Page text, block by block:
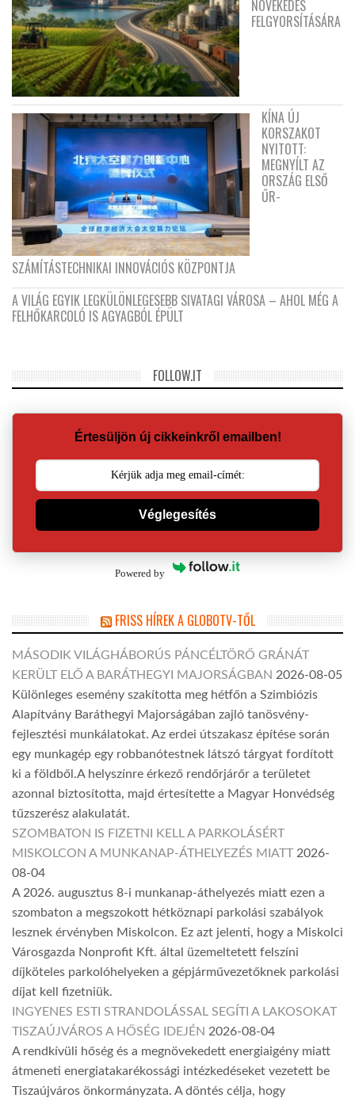
NÖVEKEDÉS
FELGYORSÍTÁSÁRA
KÍNA ÚJ
KORSZAKOT
NYITOTT:
MEGNYÍLT AZ
ORSZÁG ELSŐ
ŰR-
SZÁMÍTÁSTECHNIKAI INNOVÁCIÓS KÖZPONTJA
A VILÁG EGYIK LEGKÜLÖNLEGESEBB SIVATAGI VÁROSA – AHOL MÉG A
FELHŐKARCOLÓ IS AGYAGBÓL ÉPÜLT
FOLLOW.IT
Értesüljön új cikkeinkről emailben!
Véglegesítés
Powered by
FRISS HÍREK A GLOBOTV-TŐL
MÁSODIK VILÁGHÁBORÚS PÁNCÉLTÖRŐ GRÁNÁT
KERÜLT ELŐ A BARÁTHEGYI MAJORSÁGBAN 2026-08-05
Különleges esemény szakította meg hétfőn a Szimbiózis
Alapítvány Baráthegyi Majorságában zajló tanösvény-
fejlesztési munkálatokat. Az erdei útszakasz építése során
egy munkagép egy robbanótestnek látszó tárgyat fordított
ki a földből.A helyszínre érkező rendőrjárőr a területet
azonnal biztosította, majd értesítette a Magyar Honvédség
tűzszerész alakulatát.
SZOMBATON IS FIZETNI KELL A PARKOLÁSÉRT
MISKOLCON A MUNKANAP-ÁTHELYEZÉS MIATT 2026-
08-04
A 2026. augusztus 8-i munkanap-áthelyezés miatt ezen a
szombaton a megszokott hétköznapi parkolási szabályok
lesznek érvényben Miskolcon. Ez azt jelenti, hogy a Miskolci
Városgazda Nonprofit Kft. által üzemeltetett felszíni
díjköteles parkolóhelyeken a gépjárművezetőknek parkolási
díjat kell fizetniük.
INGYENES ESTI STRANDOLÁSSAL SEGÍTI A LAKOSOKAT
TISZAÚJVÁROS A HŐSÉG IDEJÉN 2026-08-04
A rendkívüli hőség és a megnövekedett energiaigény miatt
átmeneti energiatakarékossági intézkedéseket vezetett be
Tiszaújváros önkormányzata. A döntés célja, hogy